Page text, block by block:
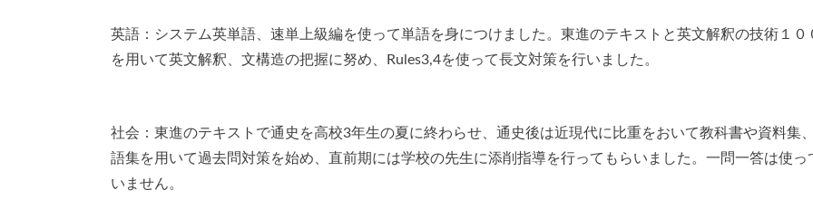
英語：システム英単語、速単上級編を使って単語を身につけました。東進のテキストと英文解釈の技術１０
を用いて英文解釈、文構造の把握に努め、Rules3,4を使って長文対策を行いました。
社会：東進のテキストで通史を高校3年生の夏に終わらせ、通史後は近現代に比重をおいて教科書や資料集
語集を用いて過去問対策を始め、直前期には学校の先生に添削指導を行ってもらいました。一問一答は使っ
いません。